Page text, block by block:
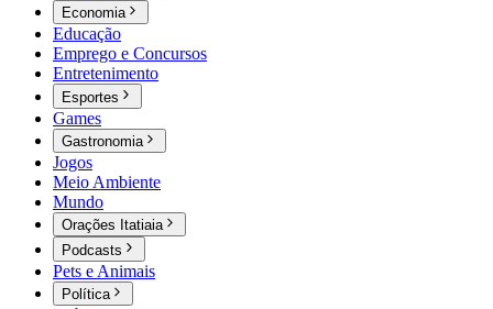
Economia
Educação
Emprego e Concursos
Entretenimento
Esportes
Games
Gastronomia
Jogos
Meio Ambiente
Mundo
Orações Itatiaia
Podcasts
Pets e Animais
Política